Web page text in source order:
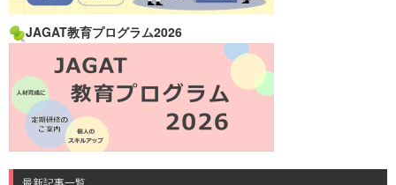
JAGAT教育プログラム2026